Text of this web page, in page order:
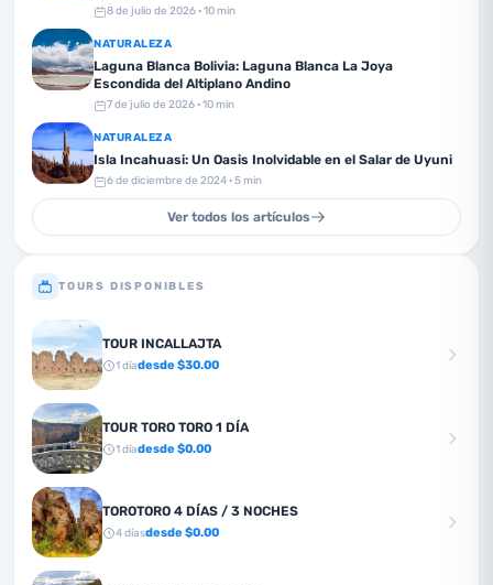
8 de julio de 2026· 10 min
NATURALEZA
Laguna Blanca Bolivia: Laguna Blanca La Joya
Escondida del Altiplano Andino
7 de julio de 2026· 10 min
NATURALEZA
Isla Incahuasi: Un Oasis Inolvidable en el Salar de Uyuni
6 de diciembre de 2024· 5 min
Ver todos los artículos
TOURS DISPONIBLES
TOUR INCALLAJTA
1díadesde $30.00
TOUR TORO TORO 1 DÍA
1díadesde $0.00
TOROTORO 4 DÍAS / 3 NOCHES
4díasdesde $0.00